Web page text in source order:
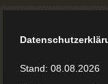
Stand: 08.08.2026